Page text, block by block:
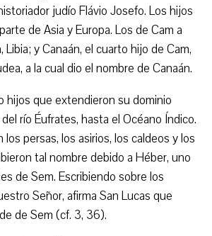
judío Flávio Josefo. Los hijos
de Asia y Europa. Los de Cam a
Libia; y Canaán, el cuarto hijo de Cam,
a la cual dio el nombre de Canaán.
hijos que extendieron su dominio
río Éufrates, hasta el Océano Índico.
persas, los asirios, los caldeos y los
tal nombre debido a Héber, uno
de Sem. Escribiendo sobre los
Señor, afirma San Lucas que
de Sem (cf. 3, 36).